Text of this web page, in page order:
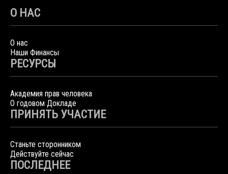
О НАС
О нас
Наши Финансы
РЕСУРСЫ
Академия прав человека
О годовом Докладе
ПРИНЯТЬ УЧАСТИЕ
Станьте сторонником
Действуйте сейчас
ПОСЛЕДНЕЕ